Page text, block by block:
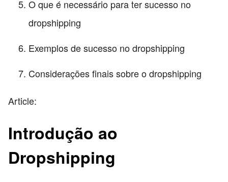
O que é necessário para ter sucesso no
dropshipping
Exemplos de sucesso no dropshipping
Considerações finais sobre o dropshipping
Article:
Introdução ao
Dropshipping